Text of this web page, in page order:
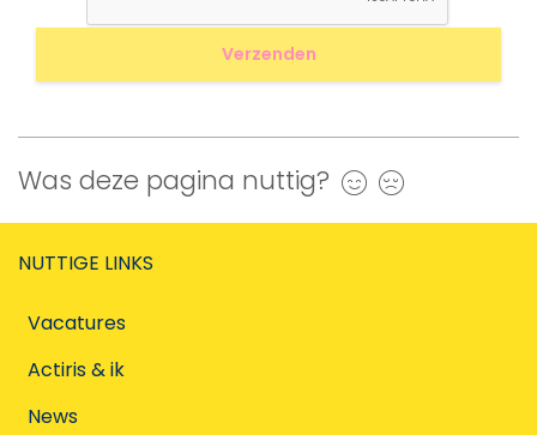
Was deze pagina nuttig? Ja
NUTTIGE LINKS
Vacatures
Actiris & ik
News